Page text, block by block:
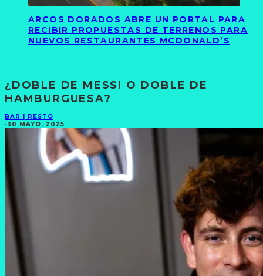
ARCOS DORADOS ABRE UN PORTAL PARA
RECIBIR PROPUESTAS DE TERRENOS PARA
NUEVOS RESTAURANTES MCDONALD’S
¿DOBLE DE MESSI O DOBLE DE
HAMBURGUESA?
BAR | RESTÓ
·30 MAYO, 2025